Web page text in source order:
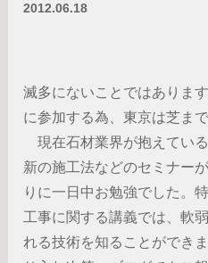
2012.06.18
滅多にないことではありま
に参加する為、東京は芝ま
現在石材業界が抱えてい
新の施工法などのセミナー
りに一日中お勉強でした。
工事に関する講義では、軟
れる技術を知ることができ